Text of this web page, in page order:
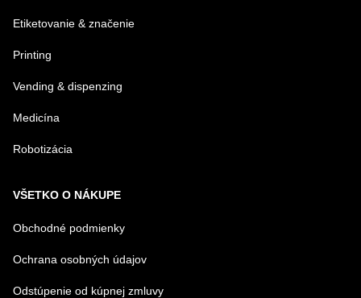
Etiketovanie & značenie
Printing
Vending & dispenzing
Medicína
Robotizácia
VŠETKO O NÁKUPE
Obchodné podmienky
Ochrana osobných údajov
Odstúpenie od kúpnej zmluvy